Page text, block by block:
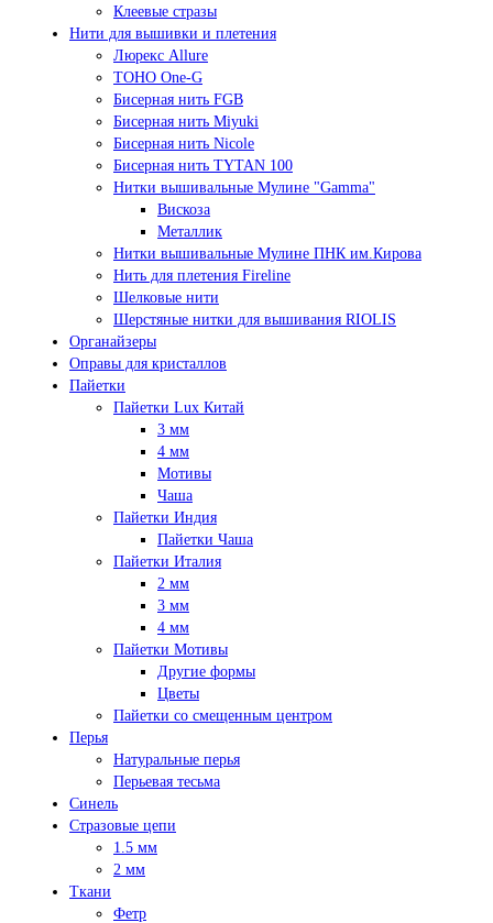
Клеевые стразы
Нити для вышивки и плетения
Люрекс Аllure
TOHO One-G
Бисерная нить FGB
Бисерная нить Miyuki
Бисерная нить Nicole
Бисерная нить TYTAN 100
Нитки вышивальные Мулине "Gamma"
Вискоза
Металлик
Нитки вышивальные Мулине ПНК им.Кирова
Нить для плетения Fireline
Шелковые нити
Шерстяные нитки для вышивания RIOLIS
Органайзеры
Оправы для кристаллов
Пайетки
Пайетки Lux Китай
3 мм
4 мм
Мотивы
Чаша
Пайетки Индия
Пайетки Чаша
Пайетки Италия
2 мм
3 мм
4 мм
Пайетки Мотивы
Другие формы
Цветы
Пайетки со смещенным центром
Перья
Натуральные перья
Перьевая тесьма
Синель
Стразовые цепи
1.5 мм
2 мм
Ткани
Фетр